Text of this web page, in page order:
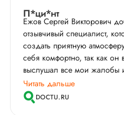
П*ци*нт
Ежов Сергей Викторович
отзывчивый специалист,
создать приятную
себя комфортно, так как он
выслушал все мои жалобы
провел осмотр. Особенно
он подробно объяснил
и нашел причину моих
Читать дальше
DOCTU.RU